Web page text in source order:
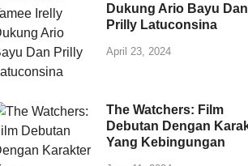
Dukung Ario Bayu Dan
Prilly Latuconsina
April 23, 2024
The Watchers: Film
Debutan Dengan
Yang Kebingungan